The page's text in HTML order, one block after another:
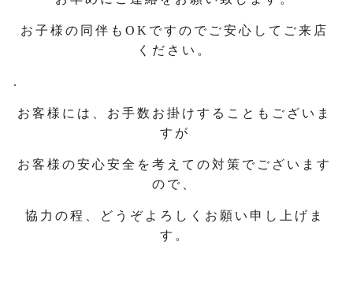
お子様の同伴もOKですのでご安心してご来店
ください。
.
お客様には、お手数お掛けすることもございま
すが
お客様の安心安全を考えての対策でございます
ので、
協力の程、どうぞよろしくお願い申し上げま
す。